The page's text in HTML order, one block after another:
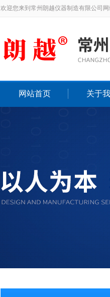
欢迎您来到常州朗越仪器制造有限公司网
网站首页 关于